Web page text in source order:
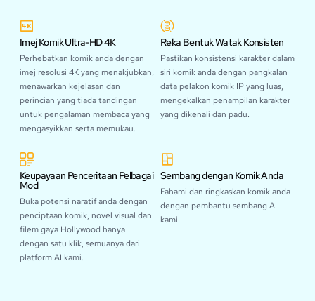
Imej Komik Ultra-HD 4K
Perhebatkan komik anda dengan
imej resolusi 4K yang menakjubkan,
menawarkan kejelasan dan
perincian yang tiada tandingan
untuk pengalaman membaca yang
mengasyikkan serta memukau.
Reka Bentuk Watak Konsisten
Pastikan konsistensi karakter dalam
siri komik anda dengan pangkalan
data pelakon komik IP yang luas,
mengekalkan penampilan karakter
yang dikenali dan padu.
Keupayaan Penceritaan Pelbagai
Mod
Buka potensi naratif anda dengan
penciptaan komik, novel visual dan
filem gaya Hollywood hanya
dengan satu klik, semuanya dari
platform AI kami.
Sembang dengan Komik Anda
Fahami dan ringkaskan komik anda
dengan pembantu sembang AI
kami.